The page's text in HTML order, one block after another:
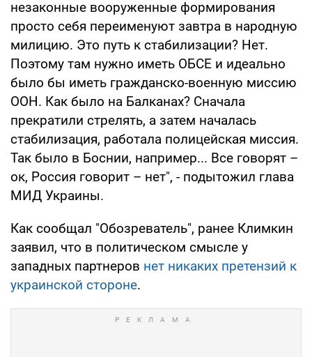
незаконные вооруженные формирования
просто себя переименуют завтра в народную
милицию. Это путь к стабилизации? Нет.
Поэтому там нужно иметь ОБСЕ и идеально
было бы иметь гражданско-военную миссию
ООН. Как было на Балканах? Сначала
прекратили стрелять, а затем началась
стабилизация, работала полицейская миссия.
Так было в Боснии, например... Все говорят –
ок, Россия говорит – нет", - подытожил глава
МИД Украины.
Как сообщал "Обозреватель", ранее Климкин
заявил, что в политическом смысле у
западных партнеров нет никаких претензий к
украинской стороне.